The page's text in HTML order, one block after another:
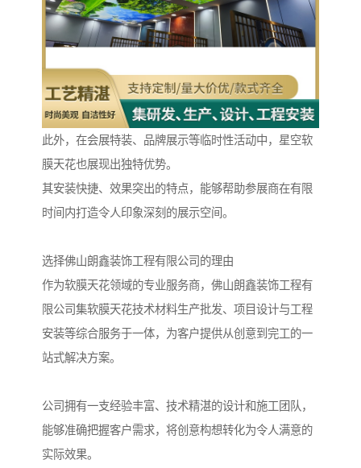
此外，在会展特装、品牌展示等临时性活动中，星空软
膜天花也展现出独特优势。
其安装快捷、效果突出的特点，能够帮助参展商在有限
时间内打造令人印象深刻的展示空间。
选择佛山朗鑫装饰工程有限公司的理由
作为软膜天花领域的专业服务商，佛山朗鑫装饰工程有
限公司集软膜天花技术材料生产批发、项目设计与工程
安装等综合服务于一体，为客户提供从创意到完工的一
站式解决方案。
公司拥有一支经验丰富、技术精湛的设计和施工团队，
能够准确把握客户需求，将创意构想转化为令人满意的
实际效果。